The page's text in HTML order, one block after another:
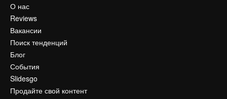
О нас
Reviews
Вакансии
Поиск тенденций
Блог
События
Slidesgo
Продайте свой контент